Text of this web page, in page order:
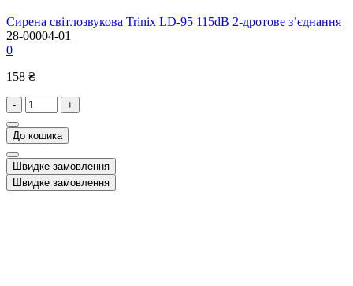
Сирена світлозвукова Trinix LD-95 115dB 2-дротове з’єднання
28-00004-01
0
158 ₴
- +
До кошика
Швидке замовлення
Швидке замовлення